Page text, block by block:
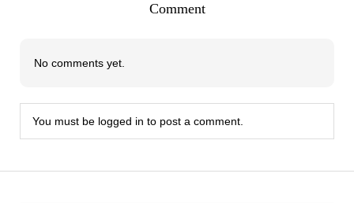
Comment
No comments yet.
You must be logged in to post a comment.